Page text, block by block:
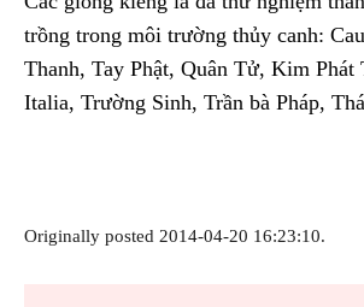
trồng trong môi trường thủy canh:
Thanh, Tay Phật, Quân Tử, Kim Phát
Italia, Trường Sinh, Trần bà Pháp,
Originally posted 2014-04-20 16:23:10.